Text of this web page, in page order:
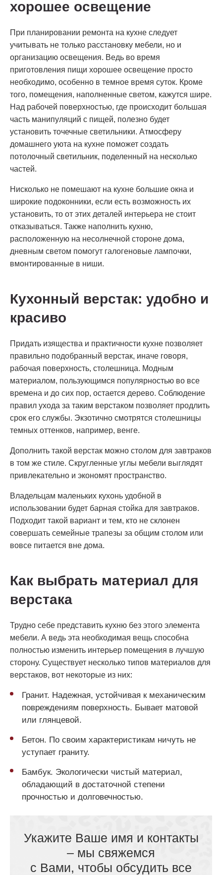
хорошее освещение
При планировании ремонта на кухне следует
учитывать не только расстановку мебели, но и
организацию освещения. Ведь во время
приготовления пищи хорошее освещение просто
необходимо, особенно в темное время суток. Кроме
того, помещения, наполненные светом, кажутся шире.
Над рабочей поверхностью, где происходит большая
часть манипуляций с пищей, полезно будет
установить точечные светильники. Атмосферу
домашнего уюта на кухне поможет создать
потолочный светильник, поделенный на несколько
частей.
Нисколько не помешают на кухне большие окна и
широкие подоконники, если есть возможность их
установить, то от этих деталей интерьера не стоит
отказываться. Также наполнить кухню,
расположенную на несолнечной стороне дома,
дневным светом помогут галогеновые лампочки,
вмонтированные в ниши.
Кухонный верстак: удобно и
красиво
Придать изящества и практичности кухне позволяет
правильно подобранный верстак, иначе говоря,
рабочая поверхность, столешница. Модным
материалом, пользующимся популярностью во все
времена и до сих пор, остается дерево. Соблюдение
правил ухода за таким верстаком позволяет продлить
срок его службы. Экзотично смотрятся столешницы
темных оттенков, например, венге.
Дополнить такой верстак можно столом для завтраков
в том же стиле. Скругленные углы мебели выглядят
привлекательно и экономят пространство.
Владельцам маленьких кухонь удобной в
использовании будет барная стойка для завтраков.
Подходит такой вариант и тем, кто не склонен
совершать семейные трапезы за общим столом или
вовсе питается вне дома.
Как выбрать материал для
верстака
Трудно себе представить кухню без этого элемента
мебели. А ведь эта необходимая вещь способна
полностью изменить интерьер помещения в лучшую
сторону. Существует несколько типов материалов для
верстаков, вот некоторые из них:
Гранит. Надежная, устойчивая к механическим
повреждениям поверхность. Бывает матовой
или глянцевой.
Бетон. По своим характеристикам ничуть не
уступает граниту.
Бамбук. Экологически чистый материал,
обладающий в достаточной степени
прочностью и долговечностью.
Укажите Ваше имя и контакты
– мы свяжемся
с Вами, чтобы обсудить все